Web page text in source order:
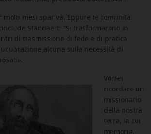
molti mesi spariva. Eppure le comunità
Standaert: “Si trasformarono in
di trasmissione di fede e di pratica
alcuna sulla necessità di
Vorrei
ricordare un
missionario
della nostra
terra, la cui
memoria,